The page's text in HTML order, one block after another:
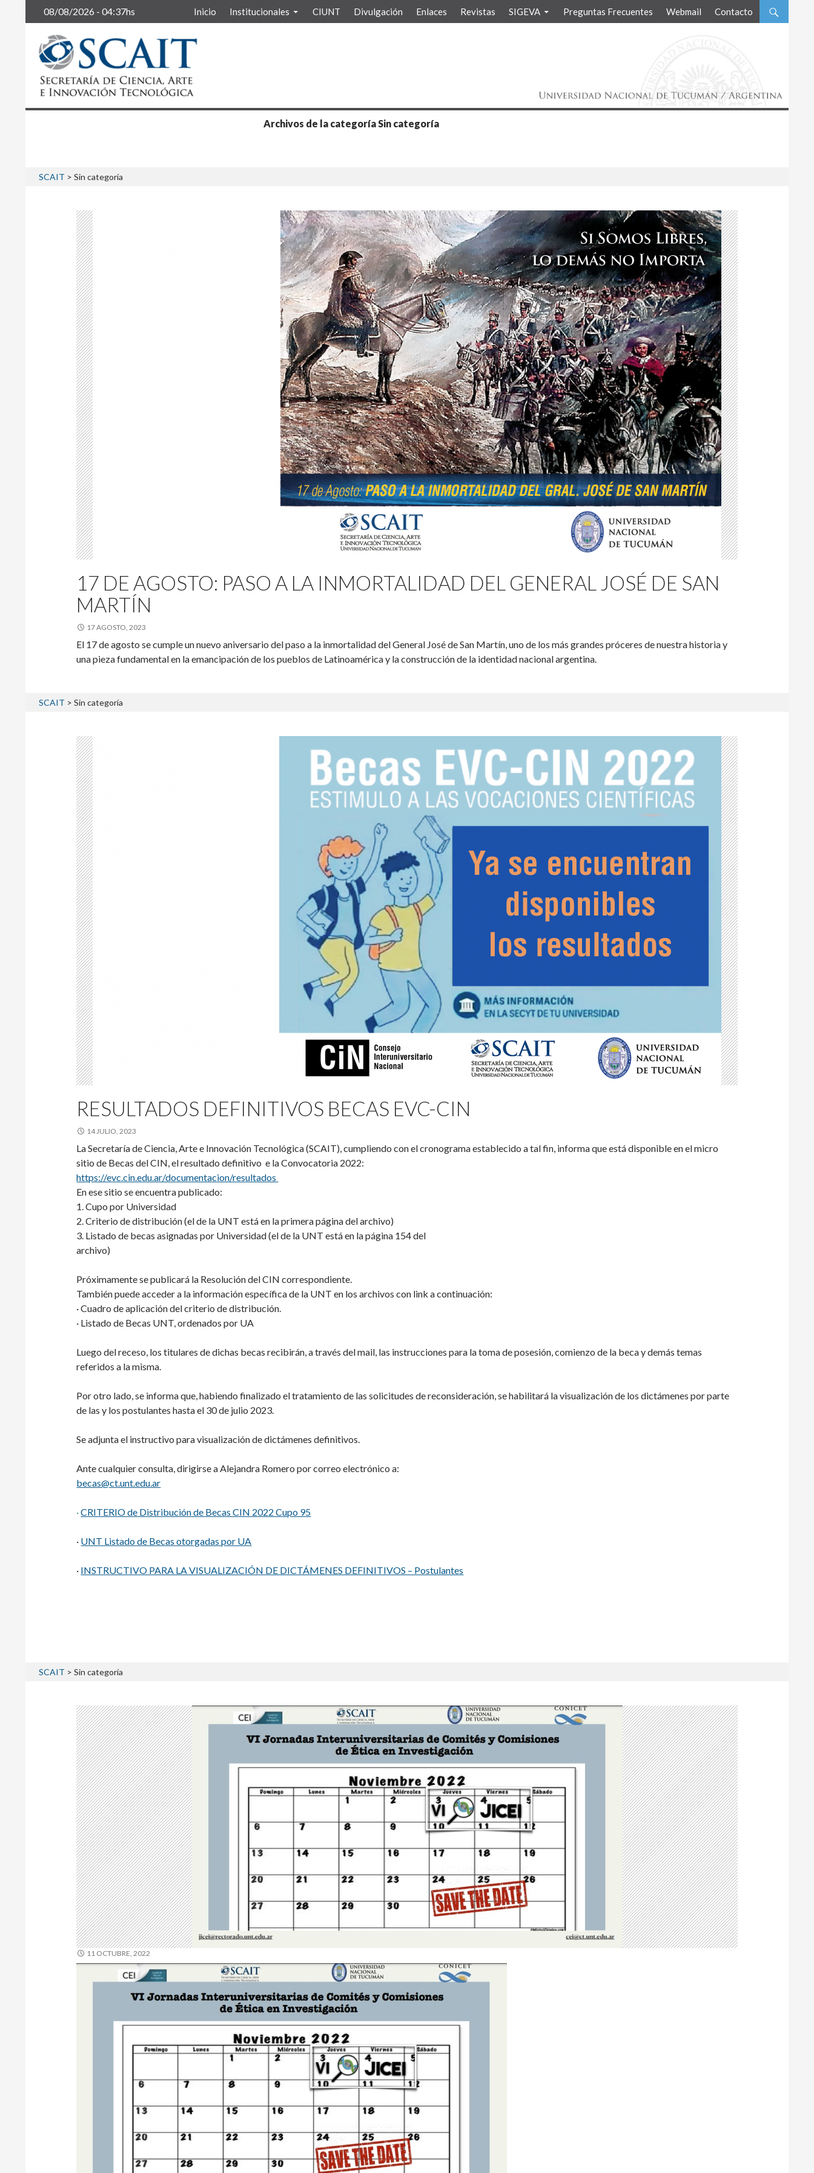
08/08/2026 - 04:37hs
Buscar Inicio Institucionales CIUNT Divulgación Enlaces Revistas SIGEVA Preguntas Frecuentes Webmail Contacto
Archivos de la categoría Sin categoría
SCAIT > Sin categoría
17 DE AGOSTO: PASO A LA INMORTALIDAD DEL GENERAL JOSÉ DE SAN
MARTÍN
17 AGOSTO, 2023
El 17 de agosto se cumple un nuevo aniversario del paso a la inmortalidad del General José de San Martín, uno de los más grandes próceres de nuestra historia y
una pieza fundamental en la emancipación de los pueblos de Latinoamérica y la construcción de la identidad nacional argentina.
SCAIT > Sin categoría
RESULTADOS DEFINITIVOS BECAS EVC-CIN
14 JULIO, 2023
La Secretaría de Ciencia, Arte e Innovación Tecnológica (SCAIT), cumpliendo con el cronograma establecido a tal fin, informa que está disponible en el micro
sitio de Becas del CIN, el resultado definitivo e la Convocatoria 2022:
https://evc.cin.edu.ar/documentacion/resultados
En ese sitio se encuentra publicado:
1. Cupo por Universidad
2. Criterio de distribución (el de la UNT está en la primera página del archivo)
3. Listado de becas asignadas por Universidad (el de la UNT está en la página 154 del
archivo)
Próximamente se publicará la Resolución del CIN correspondiente.
También puede acceder a la información específica de la UNT en los archivos con link a continuación:
· Cuadro de aplicación del criterio de distribución.
· Listado de Becas UNT, ordenados por UA
Luego del receso, los titulares de dichas becas recibirán, a través del mail, las instrucciones para la toma de posesión, comienzo de la beca y demás temas
referidos a la misma.
Por otro lado, se informa que, habiendo finalizado el tratamiento de las solicitudes de reconsideración, se habilitará la visualización de los dictámenes por parte
de las y los postulantes hasta el 30 de julio 2023.
Se adjunta el instructivo para visualización de dictámenes definitivos.
Ante cualquier consulta, dirigirse a Alejandra Romero por correo electrónico a:
becas@ct.unt.edu.ar
·CRITERIO de Distribución de Becas CIN 2022 Cupo 95
· UNT Listado de Becas otorgadas por UA
· INSTRUCTIVO PARA LA VISUALIZACIÓN DE DICTÁMENES DEFINITIVOS – Postulantes
SCAIT > Sin categoría
11 OCTUBRE, 2022